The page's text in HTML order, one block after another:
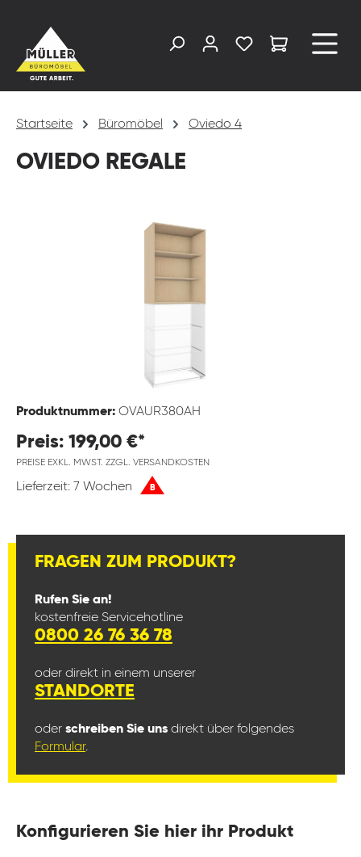
Startseite Büromöbel Oviedo 4
OVIEDO REGALE
Produktnummer: OVAUR380AH
Preis: 199,00 €*
PREISE EXKL. MWST. ZZGL. VERSANDKOSTEN
Lieferzeit: 7 Wochen B
FRAGEN ZUM PRODUKT?
Rufen Sie an!
kostenfreie Servicehotline
0800 26 76 36 78
oder direkt in einem unserer
STANDORTE
oder schreiben Sie uns direkt über folgendes
Formular.
Konfigurieren Sie hier ihr Produkt